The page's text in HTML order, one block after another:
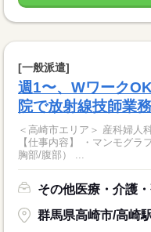
[一般派遣]
週1〜、Wワーク
院で放射線技師業務
＜高崎市エリア＞ 産科婦人科病院での放射線技師としての業務全般
【仕事内容】 ・マンモグラ
胸部/腹部） ...
その他医療・介護
群馬県高崎市/高崎